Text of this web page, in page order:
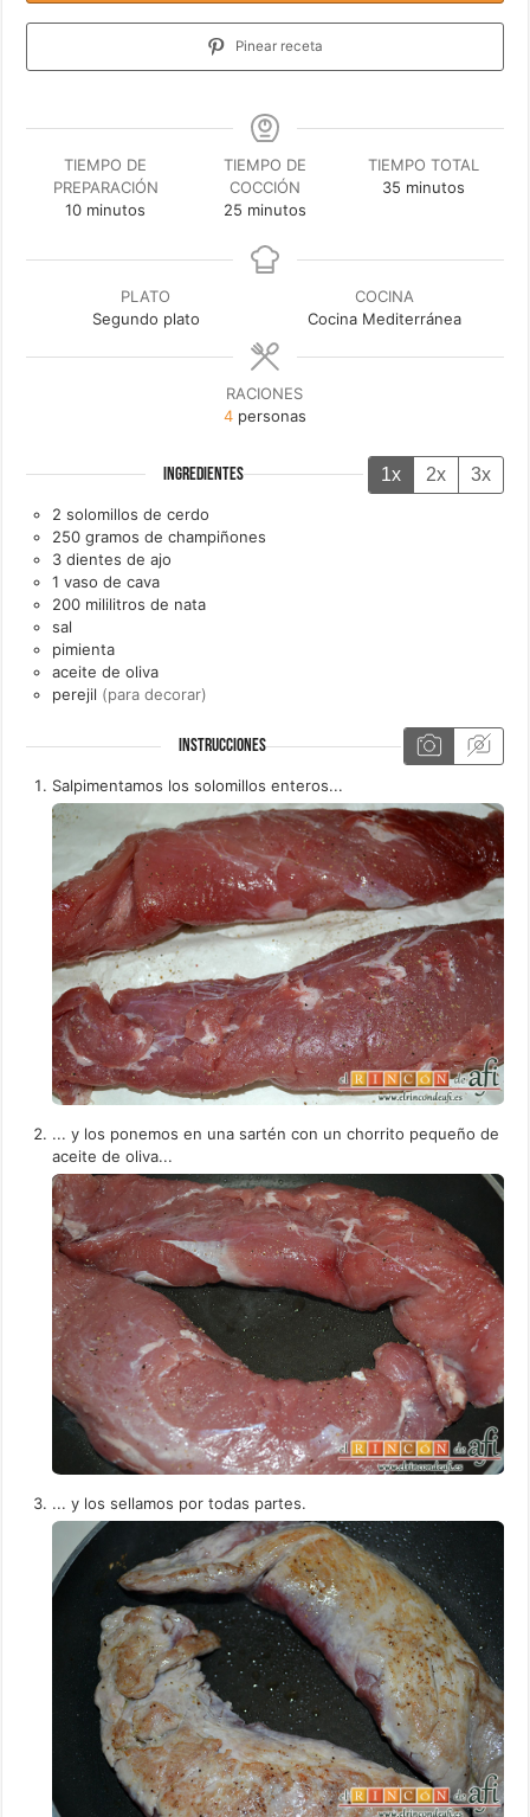
Pinear receta
TIEMPO DE
PREPARACIÓN
10minutos
minutos
TIEMPO DE
COCCIÓN
25minutos
minutos
TIEMPO TOTAL
35 minutos
minutos
PLATO
Segundo plato
COCINA
Cocina Mediterránea
RACIONES
4 personas
INGREDIENTES 1x 2x 3x
2 solomillos de cerdo
250 gramos de champiñones
3 dientes de ajo
1 vaso de cava
200 mililitros de nata
sal
pimienta
aceite de oliva
perejil (para decorar)
INSTRUCCIONES
Salpimentamos los solomillos enteros...
... y los ponemos en una sartén con un chorrito pequeño de
aceite de oliva...
... y los sellamos por todas partes.